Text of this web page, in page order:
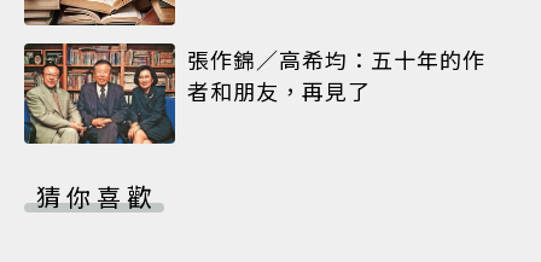
張作錦／高希均：五十年的作
者和朋友，再見了
猜你喜歡